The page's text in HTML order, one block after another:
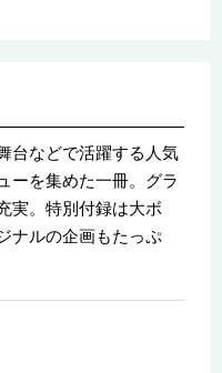
台などで活躍する人気
ーを集めた一冊。グラ
実。特別付録は大ボ
ナルの企画もたっぷ